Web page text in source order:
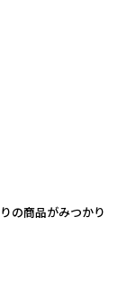
の商品がみつかり